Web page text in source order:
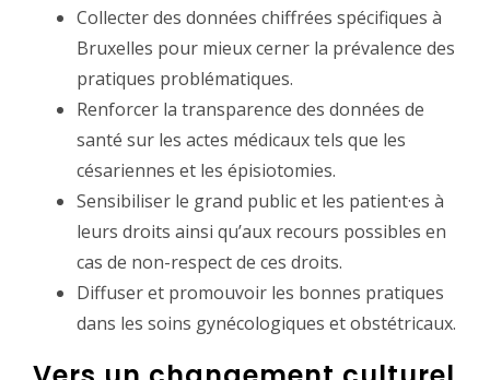
Collecter des données chiffrées spécifiques à
Bruxelles pour mieux cerner la prévalence des
pratiques problématiques.
Renforcer la transparence des données de
santé sur les actes médicaux tels que les
césariennes et les épisiotomies.
Sensibiliser le grand public et les patient·es à
leurs droits ainsi qu’aux recours possibles en
cas de non-respect de ces droits.
Diffuser et promouvoir les bonnes pratiques
dans les soins gynécologiques et obstétricaux.